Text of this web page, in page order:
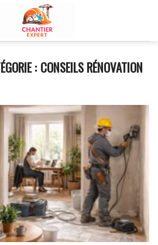
CONSEILS RÉNOVATION